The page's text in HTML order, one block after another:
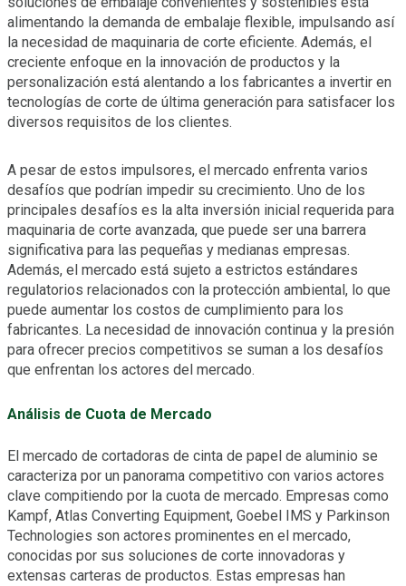
alimentando la demanda de embalaje flexible, impulsando así
la necesidad de maquinaria de corte eficiente. Además, el
creciente enfoque en la innovación de productos y la
personalización está alentando a los fabricantes a invertir en
tecnologías de corte de última generación para satisfacer los
diversos requisitos de los clientes.
A pesar de estos impulsores, el mercado enfrenta varios
desafíos que podrían impedir su crecimiento. Uno de los
principales desafíos es la alta inversión inicial requerida para
maquinaria de corte avanzada, que puede ser una barrera
significativa para las pequeñas y medianas empresas.
Además, el mercado está sujeto a estrictos estándares
regulatorios relacionados con la protección ambiental, lo que
puede aumentar los costos de cumplimiento para los
fabricantes. La necesidad de innovación continua y la presión
para ofrecer precios competitivos se suman a los desafíos
que enfrentan los actores del mercado.
Análisis de Cuota de Mercado
El mercado de cortadoras de cinta de papel de aluminio se
caracteriza por un panorama competitivo con varios actores
clave compitiendo por la cuota de mercado. Empresas como
Kampf, Atlas Converting Equipment, Goebel IMS y Parkinson
Technologies son actores prominentes en el mercado,
conocidas por sus soluciones de corte innovadoras y
extensas carteras de productos. Estas empresas han